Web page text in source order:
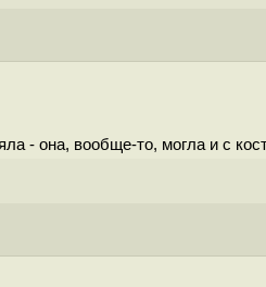
- она, вообще-то, могла и с